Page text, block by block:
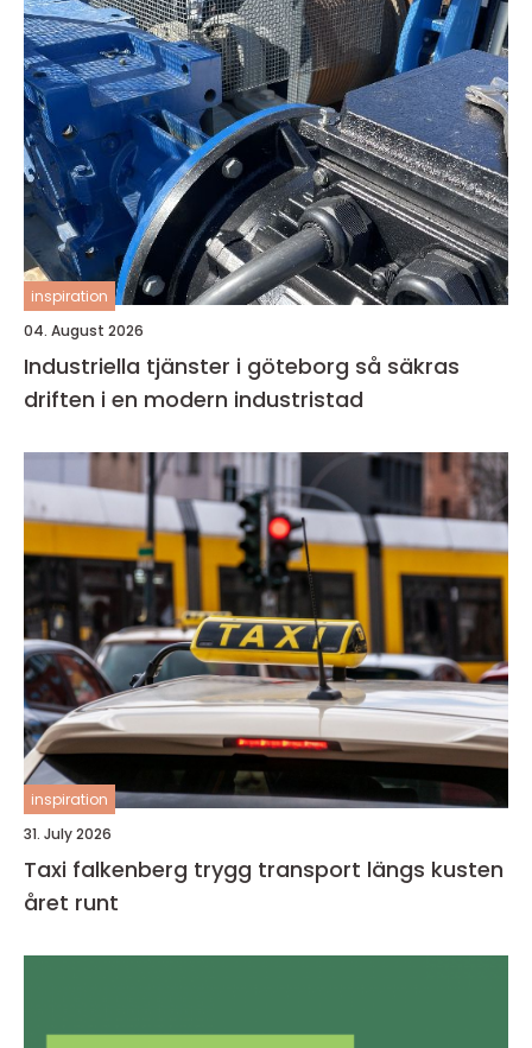
inspiration
04. August 2026
Industriella tjänster i göteborg så säkras
driften i en modern industristad
inspiration
31. July 2026
Taxi falkenberg trygg transport längs kusten
året runt